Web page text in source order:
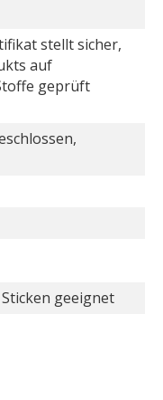
stellt sicher,
auf
geprüft
geeignet